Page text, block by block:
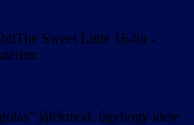
The Sweet Little 16-bit -
játékmód, úgyhogy ideje